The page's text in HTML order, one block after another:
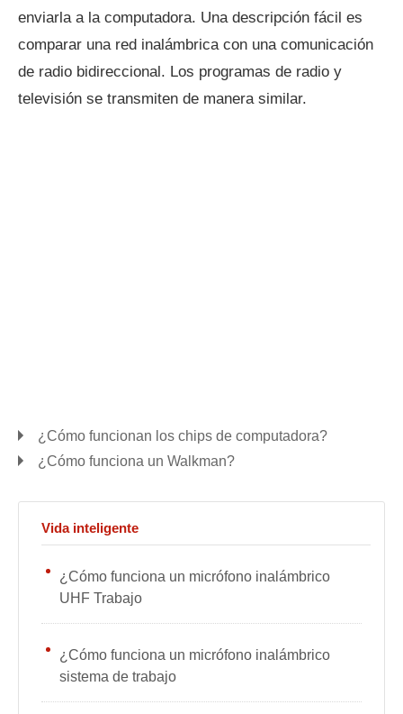
enviarla a la computadora. Una descripción fácil es
comparar una red inalámbrica con una comunicación
de radio bidireccional. Los programas de radio y
televisión se transmiten de manera similar.
¿Cómo funcionan los chips de computadora?
¿Cómo funciona un Walkman?
Vida inteligente
¿Cómo funciona un micrófono inalámbrico
UHF Trabajo
¿Cómo funciona un micrófono inalámbrico
sistema de trabajo